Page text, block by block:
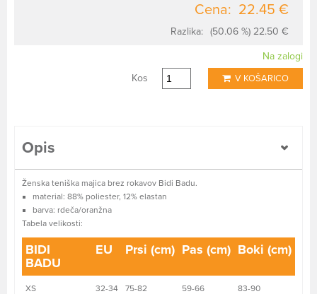
Cena: 22.45 €
Razlika: (50.06 %) 22.50 €
Na zalogi
Kos
V KOŠARICO
Opis
Ženska teniška majica brez rokavov Bidi Badu.
material: 88% poliester, 12% elastan
barva: rdeča/oranžna
Tabela velikosti:
BIDI
BADU
EU Prsi (cm) Pas (cm) Boki (cm)
XS 32-34 75-82 59-66 83-90